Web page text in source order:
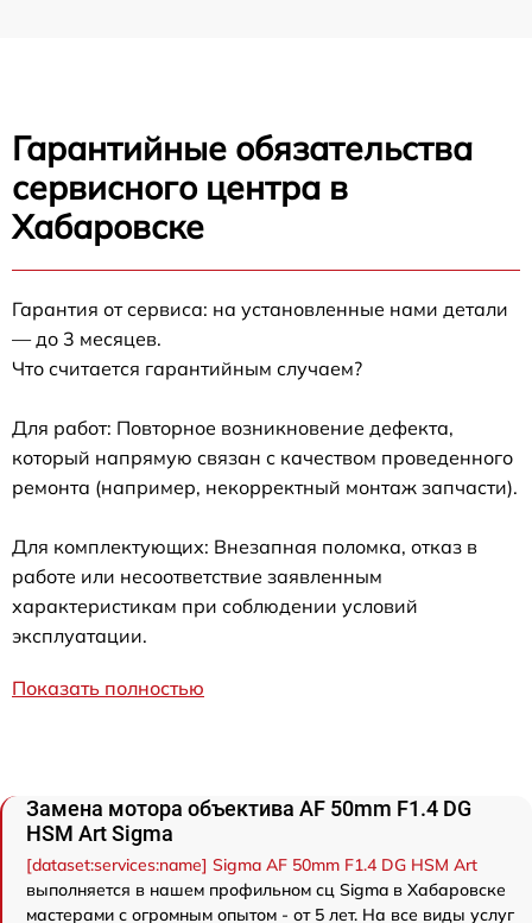
Гарантийные обязательства
сервисного центра в
Хабаровске
Гарантия от сервиса: на установленные нами детали
— до 3 месяцев.
Что считается гарантийным случаем?
Для работ: Повторное возникновение дефекта,
который напрямую связан с качеством проведенного
ремонта (например, некорректный монтаж запчасти).
Для комплектующих: Внезапная поломка, отказ в
работе или несоответствие заявленным
характеристикам при соблюдении условий
эксплуатации.
Показать полностью
Замена мотора объектива AF 50mm F1.4 DG
HSM Art Sigma
[dataset:services:name] Sigma AF 50mm F1.4 DG HSM Art
выполняется в нашем профильном сц Sigma в Хабаровске
мастерами с огромным опытом - от 5 лет. На все виды услуг